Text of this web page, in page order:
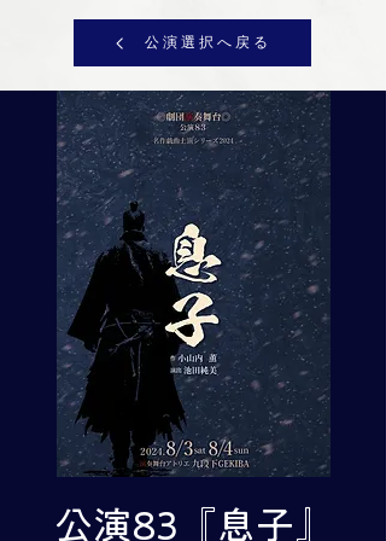
公演選択へ戻る
公演83『息子』